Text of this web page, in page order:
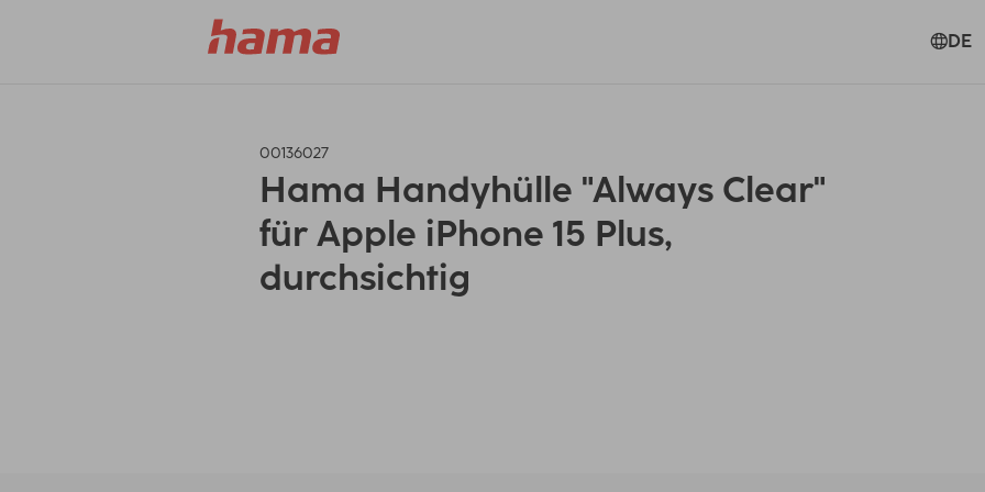
DE
00136027
Hama Handyhülle "Always Clear"
für Apple iPhone 15 Plus,
durchsichtig